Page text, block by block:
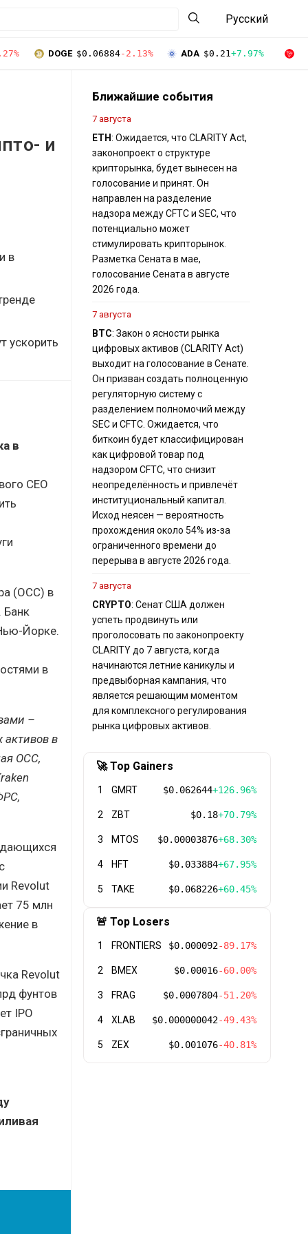
Русский
DOGE $0.06884-2.13% ADA $0.21+7.97%
и
в
ускорить
в
CEO
(OCC) в
Банк
Йорке.
в
–
активов в
OCC,
Revolut
75 млн
в
Revolut
фунтов
IPO
Ближайшие события
7 августа
ETH: Ожидается, что CLARITY Act,
законопроект о структуре
крипторынка, будет вынесен на
голосование и принят. Он
направлен на разделение
надзора между CFTC и SEC, что
потенциально может
стимулировать крипторынок.
Разметка Сената в мае,
голосование Сената в августе
2026 года.
7 августа
BTC: Закон о ясности рынка
цифровых активов (CLARITY Act)
выходит на голосование в Сенате.
Он призван создать полноценную
регуляторную систему с
разделением полномочий между
SEC и CFTC. Ожидается, что
биткоин будет классифицирован
как цифровой товар под
надзором CFTC, что снизит
неопределённость и привлечёт
институциональный капитал.
Исход неясен — вероятность
прохождения около 54% из-за
ограниченного времени до
перерыва в августе 2026 года.
7 августа
CRYPTO: Сенат США должен
успеть продвинуть или
проголосовать по законопроекту
CLARITY до 7 августа, когда
начинаются летние каникулы и
предвыборная кампания, что
является решающим моментом
для комплексного регулирования
рынка цифровых активов.
🚀 Top Gainers
1 GMRT $0.062644+126.96%
2 ZBT $0.18+70.79%
3 MTOS $0.00003876+68.30%
4 HFT $0.033884+67.95%
5 TAKE $0.068226+60.45%
🚨 Top Losers
1 FRONTIERS $0.000092-89.17%
2 BMEX $0.00016-60.00%
3 FRAG $0.0007804-51.20%
4 XLAB $0.000000042-49.43%
5 ZEX $0.001076-40.81%